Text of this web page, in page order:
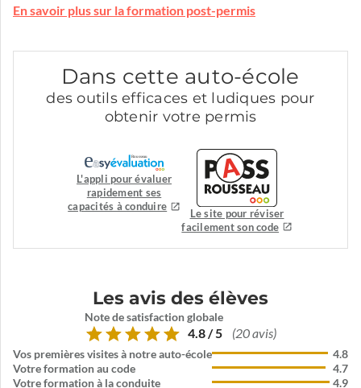
En savoir plus sur la formation post-permis
Dans cette auto-école
des outils efficaces et ludiques pour
obtenir votre permis
L'appli pour évaluer
rapidement ses
capacités à conduire
Le site pour réviser
facilement son code
Les avis des élèves
Note de satisfaction globale
4.8 / 5 (20 avis)
Vos premières visites à notre auto-école
Votre formation au code
Votre formation à la conduite
4.8
4.7
4.9